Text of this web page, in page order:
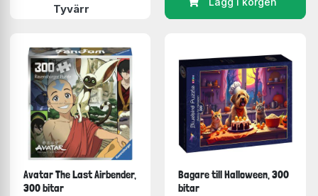
Tyvärr
Avatar The Last Airbender,
300 bitar
Bagare till Halloween, 300
bitar